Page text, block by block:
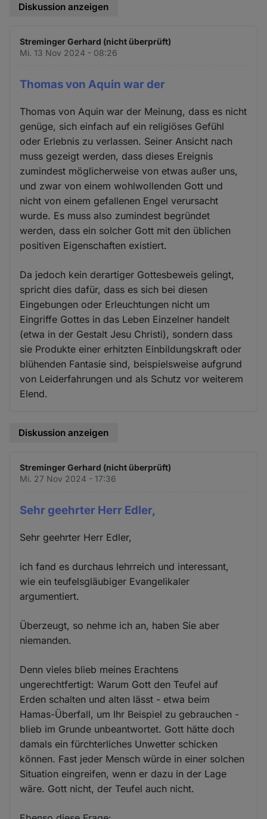
Diskussion anzeigen
Streminger Gerhard (nicht überprüft)
Mi. 13 Nov 2024 - 08:26
Thomas von Aquin war der
Thomas von Aquin war der Meinung, dass es nicht
genüge, sich einfach auf ein religiöses Gefühl
oder Erlebnis zu verlassen. Seiner Ansicht nach
muss gezeigt werden, dass dieses Ereignis
zumindest möglicherweise von etwas außer uns,
und zwar von einem wohlwollenden Gott und
nicht von einem gefallenen Engel verursacht
wurde. Es muss also zumindest begründet
werden, dass ein solcher Gott mit den üblichen
positiven Eigenschaften existiert.
Da jedoch kein derartiger Gottesbeweis gelingt,
spricht dies dafür, dass es sich bei diesen
Eingebungen oder Erleuchtungen nicht um
Eingriffe Gottes in das Leben Einzelner handelt
(etwa in der Gestalt Jesu Christi), sondern dass
sie Produkte einer erhitzten Einbildungskraft oder
blühenden Fantasie sind, beispielsweise aufgrund
von Leiderfahrungen und als Schutz vor weiterem
Elend.
Diskussion anzeigen
Streminger Gerhard (nicht überprüft)
Mi. 27 Nov 2024 - 17:36
Sehr geehrter Herr Edler,
Sehr geehrter Herr Edler,
ich fand es durchaus lehrreich und interessant,
wie ein teufelsgläubiger Evangelikaler
argumentiert.
Überzeugt, so nehme ich an, haben Sie aber
niemanden.
Denn vieles blieb meines Erachtens
ungerechtfertigt: Warum Gott den Teufel auf
Erden schalten und alten lässt - etwa beim
Hamas-Überfall, um Ihr Beispiel zu gebrauchen -
blieb im Grunde unbeantwortet. Gott hätte doch
damals ein fürchterliches Unwetter schicken
können. Fast jeder Mensch würde in einer solchen
Situation eingreifen, wenn er dazu in der Lage
wäre. Gott nicht, der Teufel auch nicht.